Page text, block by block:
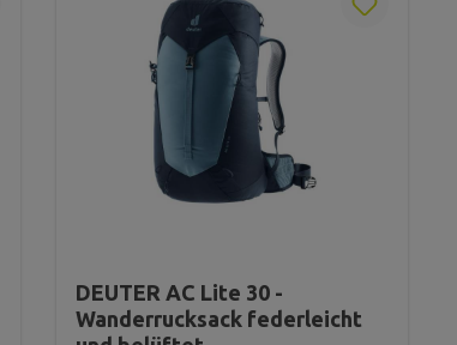
DEUTER AC Lite 30 -
Wanderrucksack federleicht